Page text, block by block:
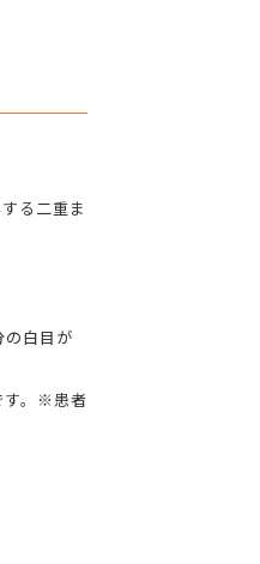
る二重ま
の白目が
す。※患者